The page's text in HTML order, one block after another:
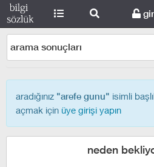
arama sonuçları
aradığınız "arefe gunu" isimli
açmak için üye girişi yapın
neden